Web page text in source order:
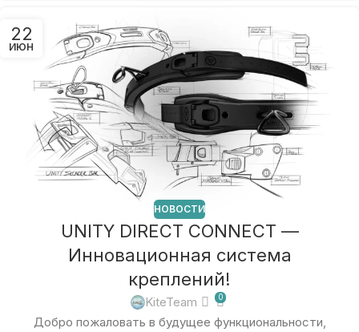
22
ИЮН
НОВОСТИ
UNITY DIRECT CONNECT —
Инновационная система
креплений!
KiteTeam 0
Добро пожаловать в будущее функциональности,